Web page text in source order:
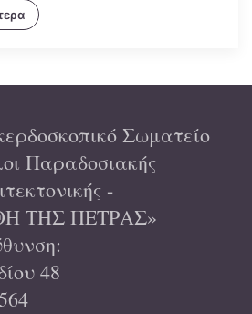
Σωματείο
Παραδοσιακής
-
ΤΗΣ ΠΕΤΡΑΣ»
48